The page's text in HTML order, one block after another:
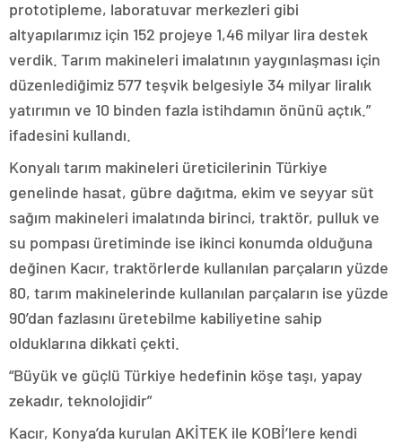
prototipleme, laboratuvar merkezleri gibi
altyapılarımız için 152 projeye 1,46 milyar lira destek
verdik. Tarım makineleri imalatının yaygınlaşması için
düzenlediğimiz 577 teşvik belgesiyle 34 milyar liralık
yatırımın ve 10 binden fazla istihdamın önünü açtık.”
ifadesini kullandı.
Konyalı tarım makineleri üreticilerinin Türkiye
genelinde hasat, gübre dağıtma, ekim ve seyyar süt
sağım makineleri imalatında birinci, traktör, pulluk ve
su pompası üretiminde ise ikinci konumda olduğuna
değinen Kacır, traktörlerde kullanılan parçaların yüzde
80, tarım makinelerinde kullanılan parçaların ise yüzde
90’dan fazlasını üretebilme kabiliyetine sahip
olduklarına dikkati çekti.
“Büyük ve güçlü Türkiye hedefinin köşe taşı, yapay
zekadır, teknolojidir”
Kacır, Konya’da kurulan AKİTEK ile KOBİ’lere kendi